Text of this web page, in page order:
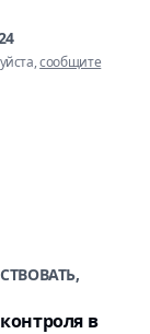
сообщите
в